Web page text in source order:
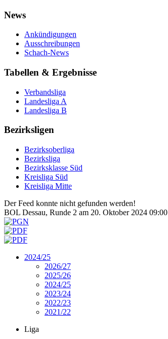
News
Ankündigungen
Ausschreibungen
Schach-News
Tabellen & Ergebnisse
Verbandsliga
Landesliga A
Landesliga B
Bezirksligen
Bezirksoberliga
Bezirksliga
Bezirksklasse Süd
Kreisliga Süd
Kreisliga Mitte
Der Feed konnte nicht gefunden werden!
BOL Dessau, Runde 2 am 20. Oktober 2024 09:00
2024/25
2026/27
2025/26
2024/25
2023/24
2022/23
2021/22
Liga